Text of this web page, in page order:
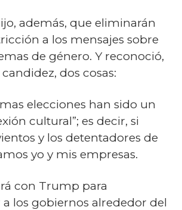
además, que eliminarán
a los mensajes sobre
de género. Y reconoció,
dos cosas:
elecciones han sido un
cultural”; es decir, si
y los detentadores de
yo y mis empresas.
con Trump para
a los gobiernos alrededor del